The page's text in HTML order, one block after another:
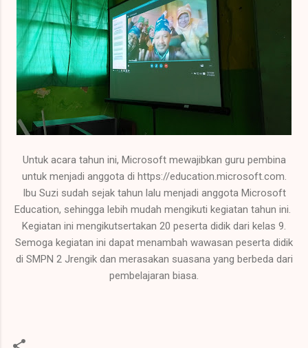
Untuk acara tahun ini, Microsoft mewajibkan guru pembina
untuk menjadi anggota di https://education.microsoft.com.
Ibu Suzi sudah sejak tahun lalu menjadi anggota Microsoft
Education, sehingga lebih mudah mengikuti kegiatan tahun ini.
Kegiatan ini mengikutsertakan 20 peserta didik dari kelas 9.
Semoga kegiatan ini dapat menambah wawasan peserta didik
di SMPN 2 Jrengik dan merasakan suasana yang berbeda dari
pembelajaran biasa.